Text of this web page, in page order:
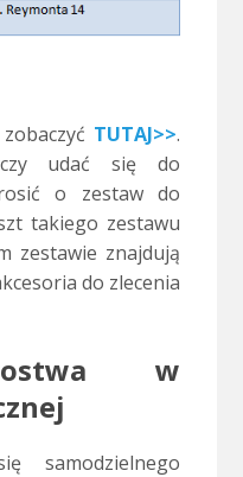
TUTAJ>>.
udać się do
o zestaw do
takiego zestawu
zestawie znajdują
do zlecenia
w
samodzielnego